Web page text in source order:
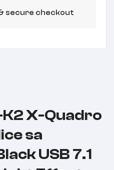
secure checkout
K2 X-Quadro
sa
USB 7.1